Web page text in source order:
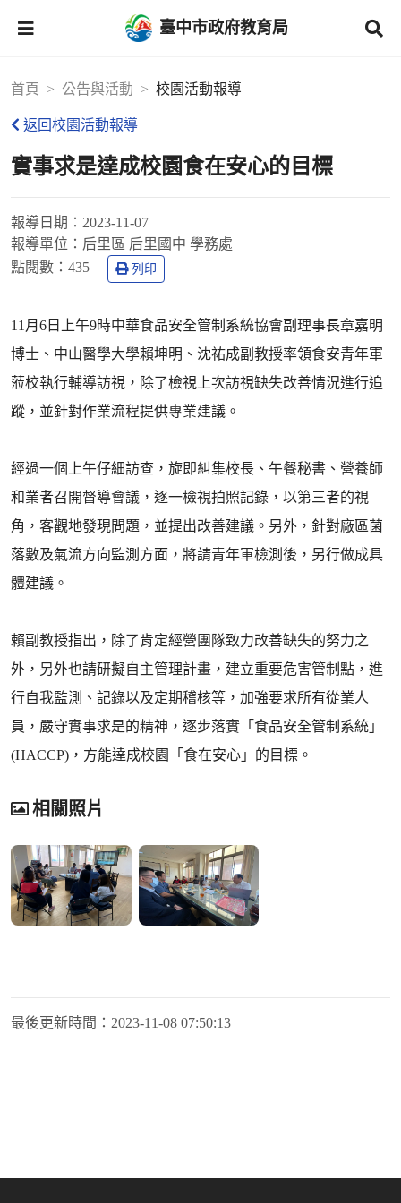
臺中市政府教育局
首頁 公告與活動 校園活動報導
返回校園活動報導
實事求是達成校園食在安心的目標
報導日期： 2023-11-07
報導單位： 后里區 后里國中 學務處
點閱數： 435 列印
11月6日上午9時中華食品安全管制系統協會副理事長章嘉明
博士、中山醫學大學賴坤明、沈祐成副教授率領食安青年軍
蒞校執行輔導訪視，除了檢視上次訪視缺失改善情況進行追
蹤，並針對作業流程提供專業建議。
經過一個上午仔細訪查，旋即糾集校長、午餐秘書、營養師
和業者召開督導會議，逐一檢視拍照記錄，以第三者的視
角，客觀地發現問題，並提出改善建議。另外，針對廠區菌
落數及氣流方向監測方面，將請青年軍檢測後，另行做成具
體建議。
賴副教授指出，除了肯定經營團隊致力改善缺失的努力之
外，另外也請研擬自主管理計畫，建立重要危害管制點，進
行自我監測、記錄以及定期稽核等，加強要求所有從業人
員，嚴守實事求是的精神，逐步落實「食品安全管制系統」
(HACCP)，方能達成校園「食在安心」的目標。
相關照片
最後更新時間： 2023-11-08 07:50:13